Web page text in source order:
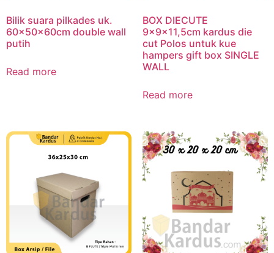
Bilik suara pilkades uk.
60x50x60cm double wall
putih
Read more
BOX DIECUTE
9x9x11,5cm kardus die
cut Polos untuk kue
hampers gift box SINGLE
WALL
Read more